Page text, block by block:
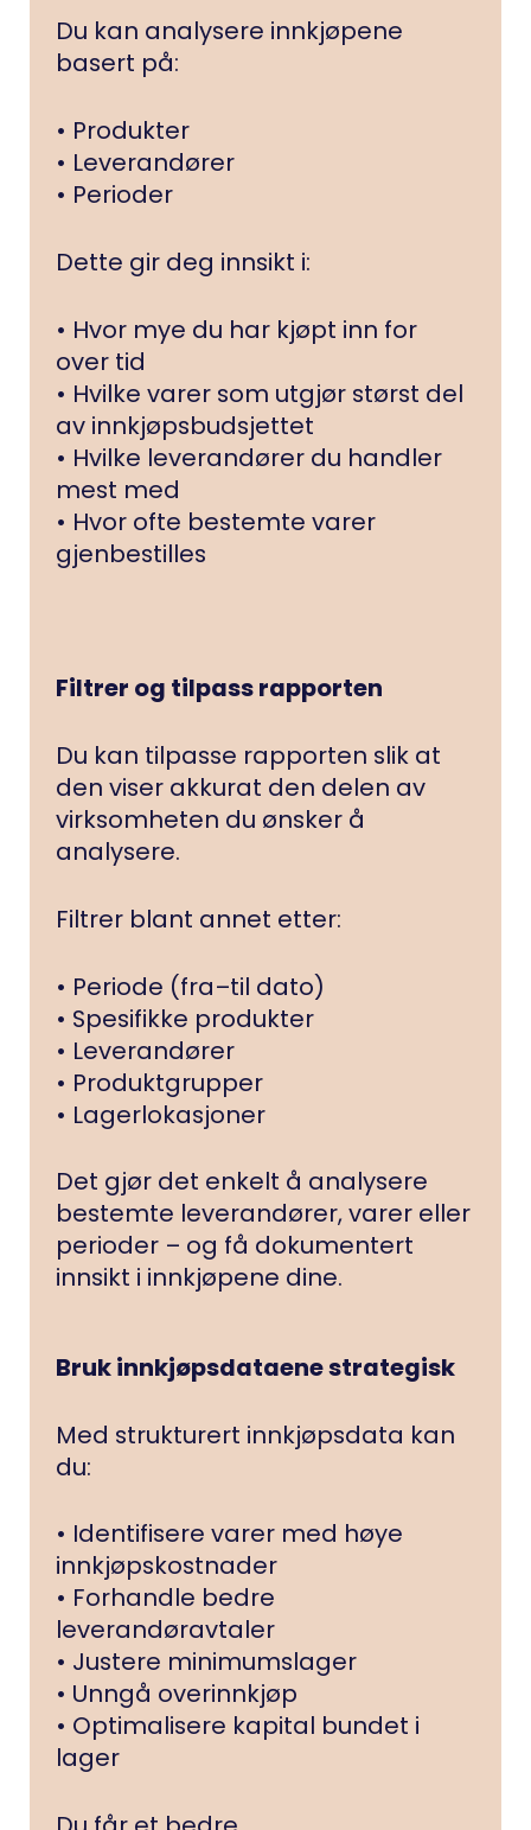
Du kan analysere innkjøpene
basert på:
• Produkter
• Leverandører
• Perioder
Dette gir deg innsikt i:
• Hvor mye du har kjøpt inn for
over tid
• Hvilke varer som utgjør størst del
av innkjøpsbudsjettet
• Hvilke leverandører du handler
mest med
• Hvor ofte bestemte varer
gjenbestilles
Filtrer og tilpass rapporten
Du kan tilpasse rapporten slik at
den viser akkurat den delen av
virksomheten du ønsker å
analysere.
Filtrer blant annet etter:
• Periode (fra–til dato)
• Spesifikke produkter
• Leverandører
• Produktgrupper
• Lagerlokasjoner
Det gjør det enkelt å analysere
bestemte leverandører, varer eller
perioder – og få dokumentert
innsikt i innkjøpene dine.
Bruk innkjøpsdataene strategisk
Med strukturert innkjøpsdata kan
du:
• Identifisere varer med høye
innkjøpskostnader
• Forhandle bedre
leverandøravtaler
• Justere minimumslager
• Unngå overinnkjøp
• Optimalisere kapital bundet i
lager